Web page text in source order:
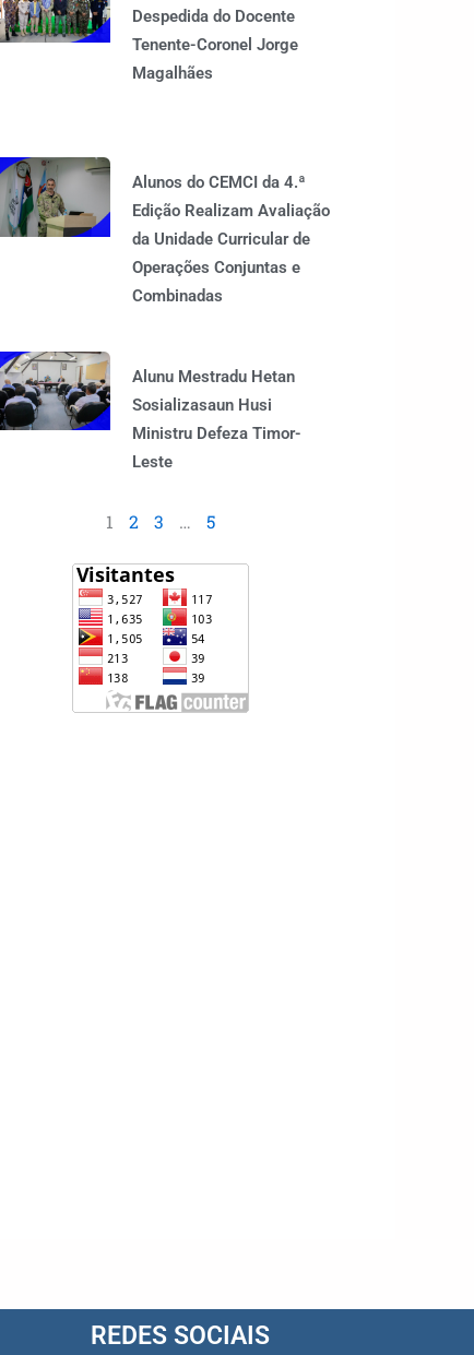
Despedida do Docente
Tenente-Coronel Jorge
Magalhães
Alunos do CEMCI da 4.ª
Edição Realizam Avaliação
da Unidade Curricular de
Operações Conjuntas e
Combinadas
Alunu Mestradu Hetan
Sosializasaun Husi
Ministru Defeza Timor-
Leste
1 2 3 … 5
REDES SOCIAIS